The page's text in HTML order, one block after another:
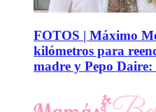
FOTOS | Máximo
kilómetros para
madre y Pepo